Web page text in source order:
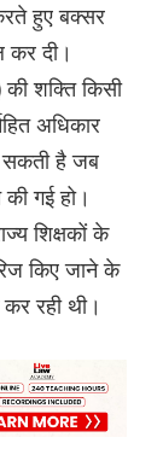
हुए बक्सर
कर दी।
की शक्ति किसी
अधिकार
सकती है जब
गई हो।
शिक्षकों के
किए जाने के
रही थी।